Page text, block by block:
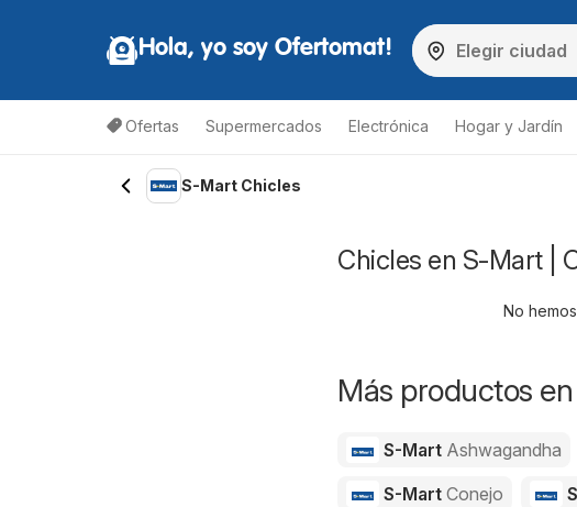
Hola, yo soy Ofertomat!
Ofertas Supermercados Electrónica Hogar y Jardín
S-Mart Chicles
Chicles en S-Mart |
No
Más productos
S-Mart Ashwagandha
S-Mart Conejo